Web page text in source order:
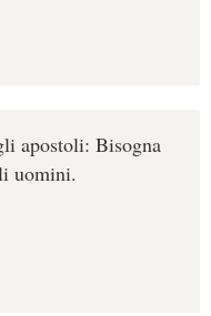
apostoli: Bisogna
uomini.